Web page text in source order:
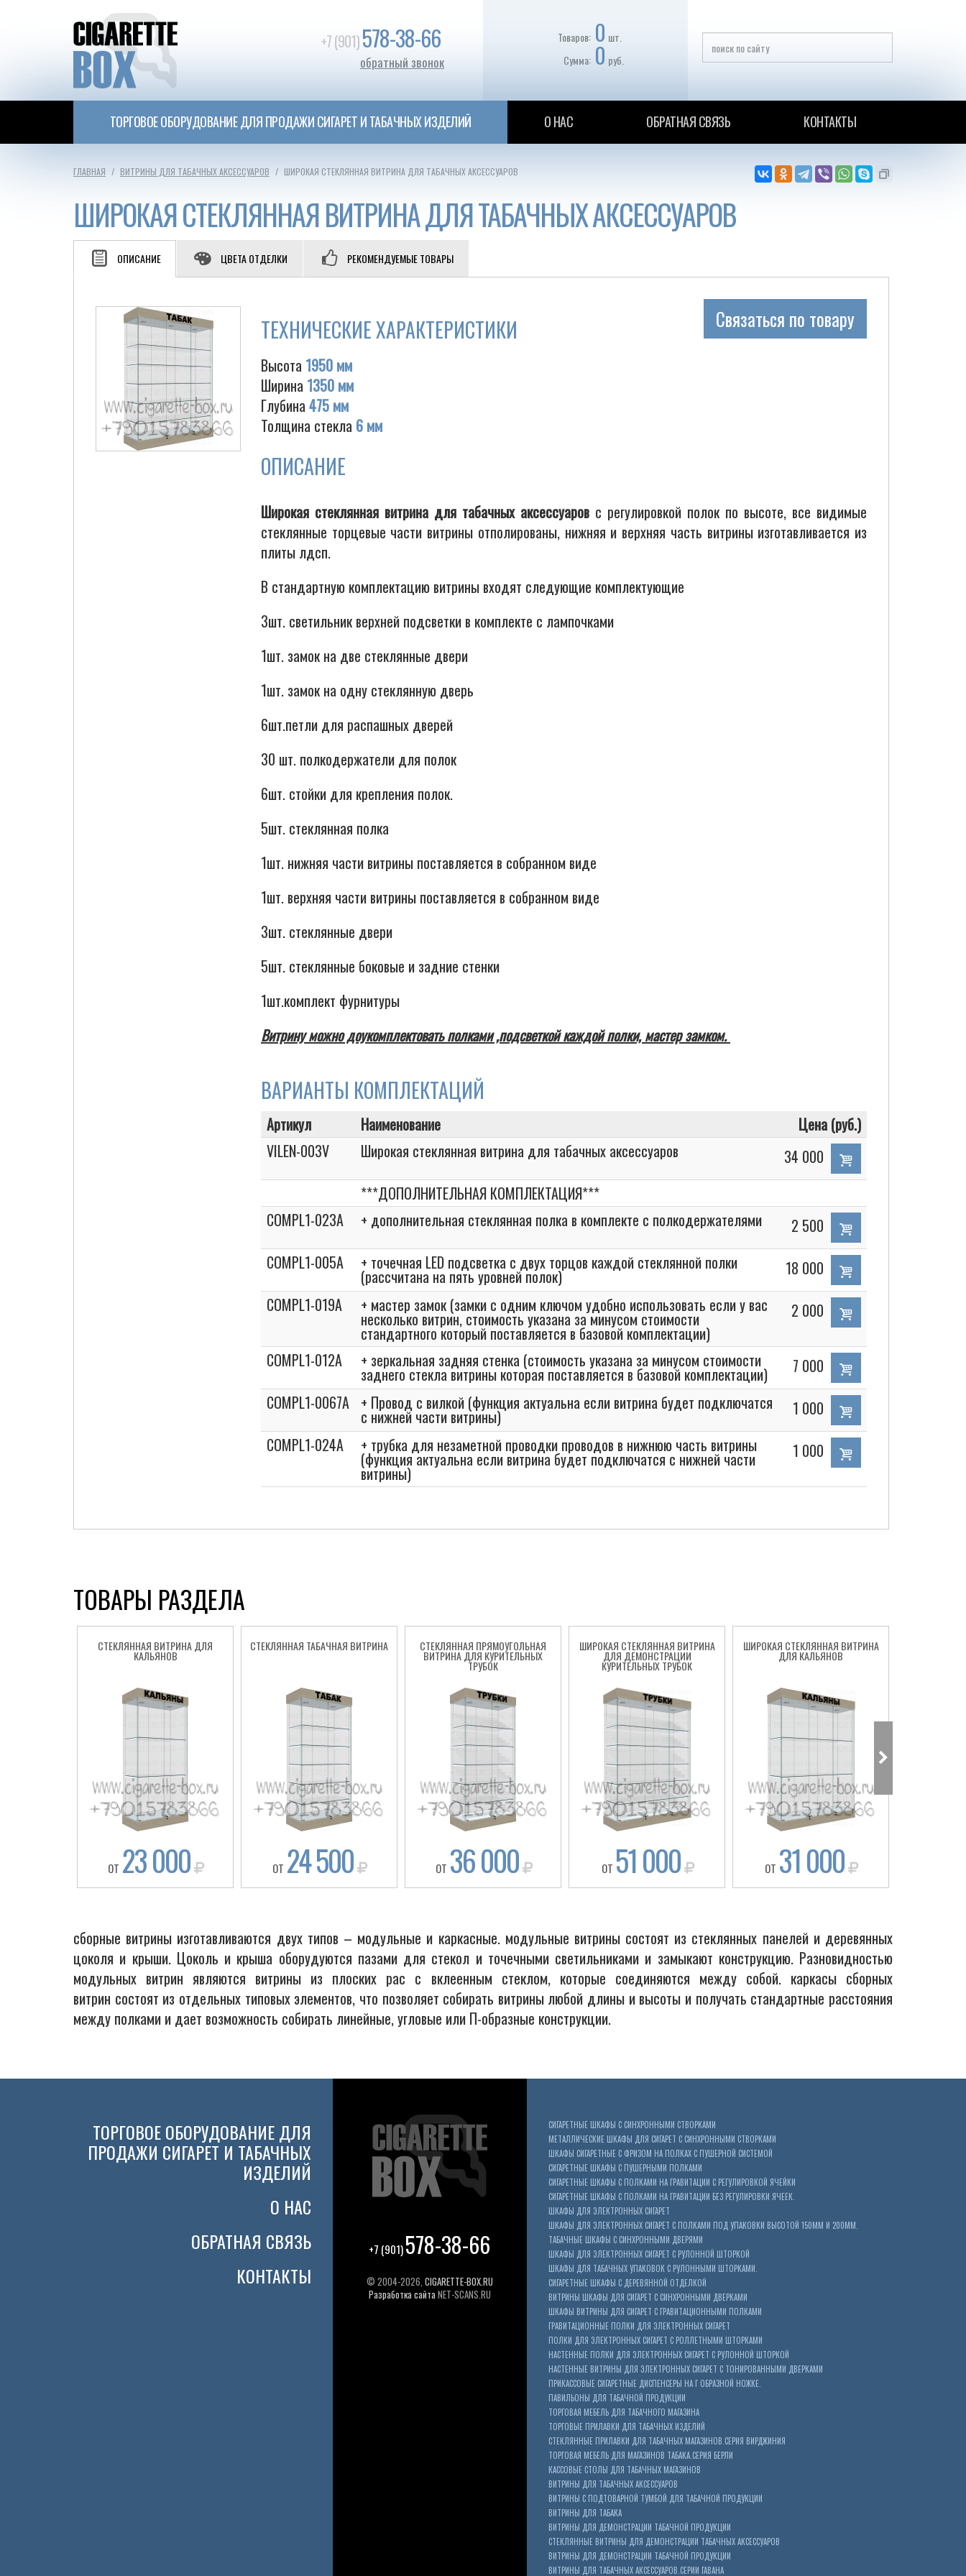
+7 (901)578-38-66
обратный звонок
Товаров: 0 шт.
Сумма: 0 руб.
ТОРГОВОЕ ОБОРУДОВАНИЕ ДЛЯ ПРОДАЖИ СИГАРЕТ И ТАБАЧНЫХ ИЗДЕЛИЙ О НАС ОБРАТНАЯ СВЯЗЬ КОНТАКТЫ
ГЛАВНАЯ ВИТРИНЫ ДЛЯ ТАБАЧНЫХ АКСЕССУАРОВ ШИРОКАЯ СТЕКЛЯННАЯ ВИТРИНА ДЛЯ ТАБАЧНЫХ АКСЕССУАРОВ
ШИРОКАЯ СТЕКЛЯННАЯ ВИТРИНА ДЛЯ ТАБАЧНЫХ АКСЕССУАРОВ
ОПИСАНИЕ ЦВЕТА ОТДЕЛКИ РЕКОМЕНДУЕМЫЕ ТОВАРЫ
Связаться по товару
ТЕХНИЧЕСКИЕ ХАРАКТЕРИСТИКИ
Высота 1950 мм
Ширина 1350 мм
Глубина 475 мм
Толщина стекла 6 мм
ОПИСАНИЕ
Широкая стеклянная витрина для табачных аксессуаров с регулировкой полок по высоте, все видимые
стеклянные торцевые части витрины отполированы, нижняя и верхняя часть витрины изготавливается из
плиты лдсп.
В стандартную комплектацию витрины входят следующие комплектующие
3шт. светильник верхней подсветки в комплекте с лампочками
1шт. замок на две стеклянные двери
1шт. замок на одну стеклянную дверь
6шт.петли для распашных дверей
30 шт. полкодержатели для полок
6шт. стойки для крепления полок.
5шт. стеклянная полка
1шт. нижняя части витрины поставляется в собранном виде
1шт. верхняя части витрины поставляется в собранном виде
3шт. стеклянные двери
5шт. стеклянные боковые и задние стенки
1шт.комплект фурнитуры
Витрину можно доукомплектовать полками ,подсветкой каждой полки, мастер замком.
ВАРИАНТЫ КОМПЛЕКТАЦИЙ
Артикул Наименование
Цена (руб.)
VILEN-003V
Широкая стеклянная витрина для табачных аксессуаров
34 000
***ДОПОЛНИТЕЛЬНАЯ КОМПЛЕКТАЦИЯ***
COMPL1-023A
+ дополнительная стеклянная полка в комплекте с полкодержателями
2 500
COMPL1-005A
+ точечная LED подсветка с двух торцов каждой стеклянной полки
(рассчитана на пять уровней полок)
18 000
COMPL1-019A
+ мастер замок (замки с одним ключом удобно использовать если у вас
несколько витрин, стоимость указана за минусом стоимости
стандартного который поставляется в базовой комплектации)
2 000
COMPL1-012A + зеркальная задняя стенка (стоимость указана за минусом стоимости
заднего стекла витрины которая поставляется в базовой комплектации)
7 000
COMPL1-0067A + Провод с вилкой (функция актуальна если витрина будет подключатся
с нижней части витрины)
1 000
COMPL1-024A
+ трубка для незаметной проводки проводов в нижнюю часть витрины
(функция актуальна если витрина будет подключатся с нижней части
витрины)
1 000
ТОВАРЫ РАЗДЕЛА
СТЕКЛЯННАЯ ВИТРИНА ДЛЯ
КАЛЬЯНОВ
ОТ 23 000
СТЕКЛЯННАЯ ТАБАЧНАЯ ВИТРИНА
ОТ 24 500
СТЕКЛЯННАЯ ПРЯМОУГОЛЬНАЯ
ВИТРИНА ДЛЯ КУРИТЕЛЬНЫХ
ТРУБОК
ОТ 36 000
ШИРОКАЯ СТЕКЛЯННАЯ ВИТРИНА
ДЛЯ ДЕМОНСТРАЦИИ
КУРИТЕЛЬНЫХ ТРУБОК
ОТ 51 000
ШИРОКАЯ СТЕКЛЯННАЯ ВИТРИНА
ДЛЯ КАЛЬЯНОВ
ОТ 31 000
сборные витрины изготавливаются двух типов – модульные и каркасные. модульные витрины состоят из стеклянных панелей и деревянных
цоколя и крыши. Цоколь и крыша оборудуются пазами для стекол и точечными светильниками и замыкают конструкцию. Разновидностью
модульных витрин являются витрины из плоских рас с вклеенным стеклом, которые соединяются между собой. каркасы сборных
витрин состоят из отдельных типовых элементов, что позволяет собирать витрины любой длины и высоты и получать стандартные расстояния
между полками и дает возможность собирать линейные, угловые или П-образные конструкции.
ТОРГОВОЕ ОБОРУДОВАНИЕ ДЛЯ
ПРОДАЖИ СИГАРЕТ И ТАБАЧНЫХ
ИЗДЕЛИЙ
О НАС
ОБРАТНАЯ СВЯЗЬ
КОНТАКТЫ
+7 (901)578-38-66
© 2004-2026, CIGARETTE-BOX.RU
Разработка сайтаNET-SCANS.RU
СИГАРЕТНЫЕ ШКАФЫ С СИНХРОННЫМИ СТВОРКАМИ
МЕТАЛЛИЧЕСКИЕ ШКАФЫ ДЛЯ СИГАРЕТ С СИНХРОННЫМИ СТВОРКАМИ
ШКАФЫ СИГАРЕТНЫЕ С ФРИЗОМ НА ПОЛКАХ С ПУШЕРНОЙ СИСТЕМОЙ
СИГАРЕТНЫЕ ШКАФЫ С ПУШЕРНЫМИ ПОЛКАМИ
СИГАРЕТНЫЕ ШКАФЫ С ПОЛКАМИ НА ГРАВИТАЦИИ С РЕГУЛИРОВКОЙ ЯЧЕЙКИ
СИГАРЕТНЫЕ ШКАФЫ С ПОЛКАМИ НА ГРАВИТАЦИИ БЕЗ РЕГУЛИРОВКИ ЯЧЕЕК.
ШКАФЫ ДЛЯ ЭЛЕКТРОННЫХ СИГАРЕТ
ШКАФЫ ДЛЯ ЭЛЕКТРОННЫХ СИГАРЕТ С ПОЛКАМИ ПОД УПАКОВКИ ВЫСОТОЙ 150ММ И 200ММ.
ТАБАЧНЫЕ ШКАФЫ С СИНХРОННЫМИ ДВЕРЯМИ
ШКАФЫ ДЛЯ ЭЛЕКТРОННЫХ СИГАРЕТ С РУЛОННОЙ ШТОРКОЙ
ШКАФЫ ДЛЯ ТАБАЧНЫХ УПАКОВОК С РУЛОННЫМИ ШТОРКАМИ.
СИГАРЕТНЫЕ ШКАФЫ С ДЕРЕВЯННОЙ ОТДЕЛКОЙ
ВИТРИНЫ ШКАФЫ ДЛЯ СИГАРЕТ С СИНХРОННЫМИ ДВЕРКАМИ
ШКАФЫ ВИТРИНЫ ДЛЯ СИГАРЕТ С ГРАВИТАЦИОННЫМИ ПОЛКАМИ
ГРАВИТАЦИОННЫЕ ПОЛКИ ДЛЯ ЭЛЕКТРОННЫХ СИГАРЕТ
ПОЛКИ ДЛЯ ЭЛЕКТРОННЫХ СИГАРЕТ С РОЛЛЕТНЫМИ ШТОРКАМИ
НАСТЕННЫЕ ПОЛКИ ДЛЯ ЭЛЕКТРОННЫХ СИГАРЕТ С РУЛОННОЙ ШТОРКОЙ
НАСТЕННЫЕ ВИТРИНЫ ДЛЯ ЭЛЕКТРОННЫХ СИГАРЕТ С ТОНИРОВАННЫМИ ДВЕРКАМИ
ПРИКАССОВЫЕ СИГАРЕТНЫЕ ДИСПЕНСЕРЫ НА Г ОБРАЗНОЙ НОЖКЕ.
ПАВИЛЬОНЫ ДЛЯ ТАБАЧНОЙ ПРОДУКЦИИ
ТОРГОВАЯ МЕБЕЛЬ ДЛЯ ТАБАЧНОГО МАГАЗИНА
ТОРГОВЫЕ ПРИЛАВКИ ДЛЯ ТАБАЧНЫХ ИЗДЕЛИЙ
СТЕКЛЯННЫЕ ПРИЛАВКИ ДЛЯ ТАБАЧНЫХ МАГАЗИНОВ.СЕРИЯ ВИРДЖИНИЯ
ТОРГОВАЯ МЕБЕЛЬ ДЛЯ МАГАЗИНОВ ТАБАКА.СЕРИЯ БЕРЛИ
КАССОВЫЕ СТОЛЫ ДЛЯ ТАБАЧНЫХ МАГАЗИНОВ
ВИТРИНЫ ДЛЯ ТАБАЧНЫХ АКСЕССУАРОВ
ВИТРИНЫ С ПОДТОВАРНОЙ ТУМБОЙ ДЛЯ ТАБАЧНОЙ ПРОДУКЦИИ
ВИТРИНЫ ДЛЯ ТАБАКА
ВИТРИНЫ ДЛЯ ДЕМОНСТРАЦИИ ТАБАЧНОЙ ПРОДУКЦИИ
СТЕКЛЯННЫЕ ВИТРИНЫ ДЛЯ ДЕМОНСТРАЦИИ ТАБАЧНЫХ АКСЕССУАРОВ
ВИТРИНЫ ДЛЯ ДЕМОНСТРАЦИИ ТАБАЧНОЙ ПРОДУКЦИИ
ВИТРИНЫ ДЛЯ ТАБАЧНЫХ АКСЕССУАРОВ.СЕРИИ ГАВАНА